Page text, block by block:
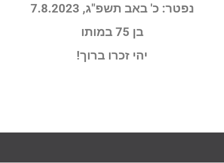
נפטר: כ' באב תשפ"ג, 7.8.2023
בן 75 במותו
יהי זכרו ברוך!